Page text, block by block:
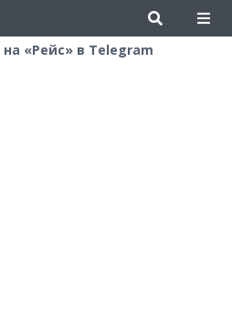
на «Рейс» в Telegram